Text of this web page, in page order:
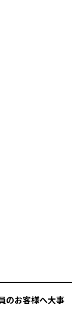
のお客様へ大事